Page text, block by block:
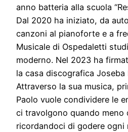
anno batteria alla scuola
Dal 2020 ha iniziato, da
canzoni al pianoforte e a
Musicale di Ospedaletti
moderno. Nel 2023 ha
la casa discografica Joseba
Attraverso la sua musica,
Paolo vuole condividere le
ci travolgono quando meno
ricordandoci di godere ogni